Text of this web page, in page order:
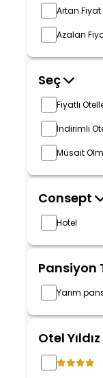
Artan Fiyat
Azalan
Seç
Fiyatlı
İndirimli
Müsait
Consept
Hotel
Pansiyon
Yarım
Otel Yıldız